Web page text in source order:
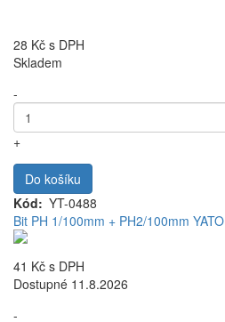
28 Kč s DPH
Skladem
-
+
Do košíku
Kód
YT-0488
Bit PH 1/100mm + PH2/100mm YATO
41 Kč s DPH
Dostupné 11.8.2026
-